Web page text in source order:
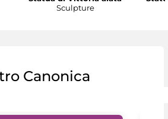
Sculpture
Canonica